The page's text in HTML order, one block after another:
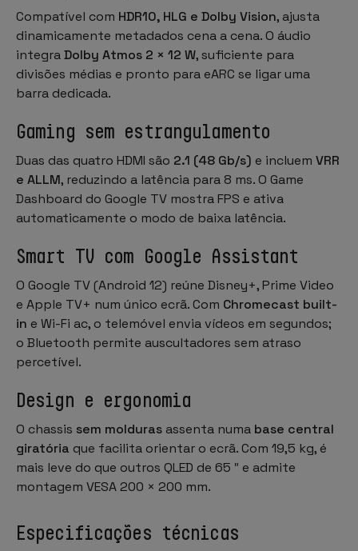
Compatível com HDR10, HLG e Dolby Vision, ajusta
dinamicamente metadados cena a cena. O áudio
integraDolby Atmos 2 × 12 W, suficiente para
divisões médias e pronto para eARC se ligar uma
barra dedicada.
Gaming sem estrangulamento
Duas das quatro HDMI são 2.1 (48 Gb/s) e incluem VRR
e ALLM, reduzindo a latência para 8 ms. O Game
Dashboard do Google TV mostra FPS e ativa
automaticamente o modo de baixa latência.
Smart TV com Google Assistant
O Google TV (Android 12) reúne Disney+, Prime Video
e Apple TV+ num único ecrã. Com Chromecast built-
in e Wi-Fi ac, o telemóvel envia vídeos em segundos;
o Bluetooth permite auscultadores sem atraso
percetível.
Design e ergonomia
O chassis sem molduras assenta numa base central
giratória que facilita orientar o ecrã. Com 19,5 kg, é
mais leve do que outros QLED de 65 ″ e admite
montagem VESA 200 × 200 mm.
Especificações técnicas